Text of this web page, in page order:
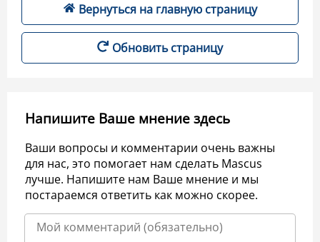
Вернуться на главную страницу
Обновить страницу
Напишите Ваше мнение здесь
Ваши вопросы и комментарии очень важны
для нас, это помогает нам сделать Mascus
лучше. Напишите нам Ваше мнение и мы
постараемся ответить как можно скорее.